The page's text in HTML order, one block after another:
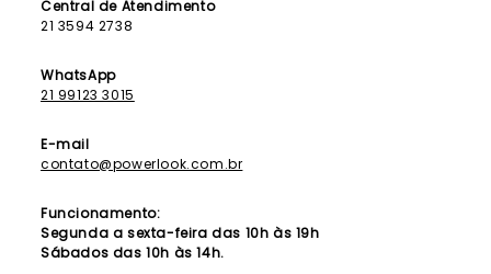
Lista de Formandas
Central de Atendimento
21 3594 2738
WhatsApp
21 99123 3015
E-mail
contato@powerlook.com.br
Funcionamento:
Segunda a sexta-feira das 10h às 19h
Sábados das 10h às 14h.